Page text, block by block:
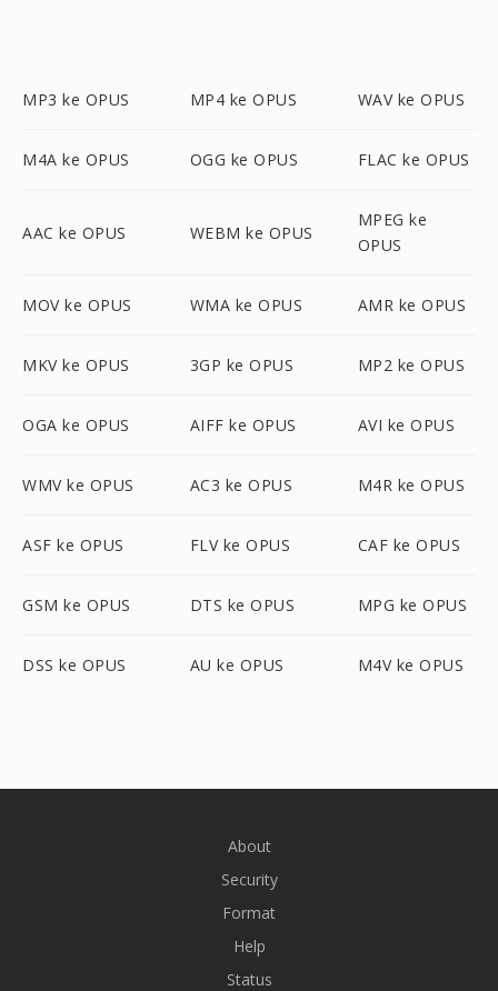
MP3 ke OPUS MP4 ke OPUS WAV ke OPUS
M4A ke OPUS OGG ke OPUS FLAC ke OPUS
AAC ke OPUS WEBM ke OPUS
MPEG ke
OPUS
MOV ke OPUS WMA ke OPUS AMR ke OPUS
MKV ke OPUS 3GP ke OPUS MP2 ke OPUS
OGA ke OPUS AIFF ke OPUS AVI ke OPUS
WMV ke OPUS AC3 ke OPUS M4R ke OPUS
ASF ke OPUS FLV ke OPUS CAF ke OPUS
GSM ke OPUS DTS ke OPUS MPG ke OPUS
DSS ke OPUS AU ke OPUS M4V ke OPUS
About
Security
Format
Help
Status